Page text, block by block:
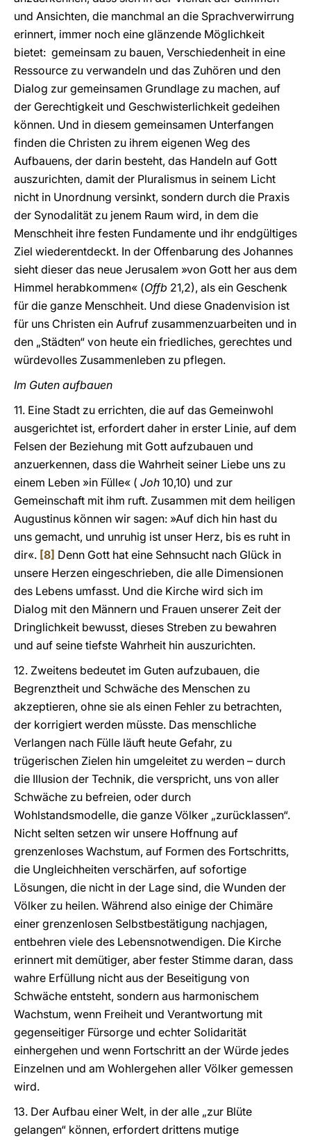
und Ansichten, die manchmal an die Sprachverwirrung
erinnert, immer noch eine glänzende Möglichkeit
bietet: gemeinsam zu bauen, Verschiedenheit in eine
Ressource zu verwandeln und das Zuhören und den
Dialog zur gemeinsamen Grundlage zu machen, auf
der Gerechtigkeit und Geschwisterlichkeit gedeihen
können. Und in diesem gemeinsamen Unterfangen
finden die Christen zu ihrem eigenen Weg des
Aufbauens, der darin besteht, das Handeln auf Gott
auszurichten, damit der Pluralismus in seinem Licht
nicht in Unordnung versinkt, sondern durch die Praxis
der Synodalität zu jenem Raum wird, in dem die
Menschheit ihre festen Fundamente und ihr endgültiges
Ziel wiederentdeckt. In der Offenbarung des Johannes
sieht dieser das neue Jerusalem »von Gott her aus dem
Himmel herabkommen« (Offb 21,2), als ein Geschenk
für die ganze Menschheit. Und diese Gnadenvision ist
für uns Christen ein Aufruf zusammenzuarbeiten und in
den „Städten“ von heute ein friedliches, gerechtes und
würdevolles Zusammenleben zu pflegen.
Im Guten aufbauen
11. Eine Stadt zu errichten, die auf das Gemeinwohl
ausgerichtet ist, erfordert daher in erster Linie, auf dem
Felsen der Beziehung mit Gott aufzubauen und
anzuerkennen, dass die Wahrheit seiner Liebe uns zu
einem Leben »in Fülle« ( Joh 10,10) und zur
Gemeinschaft mit ihm ruft. Zusammen mit dem heiligen
Augustinus können wir sagen: »Auf dich hin hast du
uns gemacht, und unruhig ist unser Herz, bis es ruht in
dir«. [8] Denn Gott hat eine Sehnsucht nach Glück in
unsere Herzen eingeschrieben, die alle Dimensionen
des Lebens umfasst. Und die Kirche wird sich im
Dialog mit den Männern und Frauen unserer Zeit der
Dringlichkeit bewusst, dieses Streben zu bewahren
und auf seine tiefste Wahrheit hin auszurichten.
12. Zweitens bedeutet im Guten aufzubauen, die
Begrenztheit und Schwäche des Menschen zu
akzeptieren, ohne sie als einen Fehler zu betrachten,
der korrigiert werden müsste. Das menschliche
Verlangen nach Fülle läuft heute Gefahr, zu
trügerischen Zielen hin umgeleitet zu werden – durch
die Illusion der Technik, die verspricht, uns von aller
Schwäche zu befreien, oder durch
Wohlstandsmodelle, die ganze Völker „zurücklassen“.
Nicht selten setzen wir unsere Hoffnung auf
grenzenloses Wachstum, auf Formen des Fortschritts,
die Ungleichheiten verschärfen, auf sofortige
Lösungen, die nicht in der Lage sind, die Wunden der
Völker zu heilen. Während also einige der Chimäre
einer grenzenlosen Selbstbestätigung nachjagen,
entbehren viele des Lebensnotwendigen. Die Kirche
erinnert mit demütiger, aber fester Stimme daran, dass
wahre Erfüllung nicht aus der Beseitigung von
Schwäche entsteht, sondern aus harmonischem
Wachstum, wenn Freiheit und Verantwortung mit
gegenseitiger Fürsorge und echter Solidarität
einhergehen und wenn Fortschritt an der Würde jedes
Einzelnen und am Wohlergehen aller Völker gemessen
wird.
13. Der Aufbau einer Welt, in der alle „zur Blüte
gelangen“ können, erfordert drittens mutige